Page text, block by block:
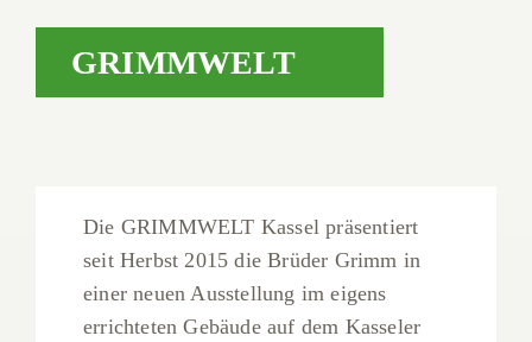
GRIMMWELT
Die GRIMMWELT Kassel präsentiert
seit Herbst 2015 die Brüder Grimm in
einer neuen Ausstellung im eigens
errichteten Gebäude auf dem Kasseler